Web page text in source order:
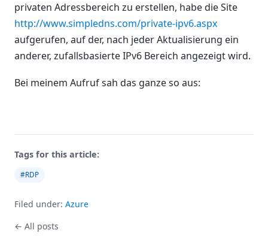
privaten Adressbereich zu erstellen, habe die Site
http://www.simpledns.com/private-ipv6.aspx
aufgerufen, auf der, nach jeder Aktualisierung ein
anderer, zufallsbasierte IPv6 Bereich angezeigt wird.
Bei meinem Aufruf sah das ganze so aus:
Tags for this article:
#RDP
Filed under: Azure
← All posts